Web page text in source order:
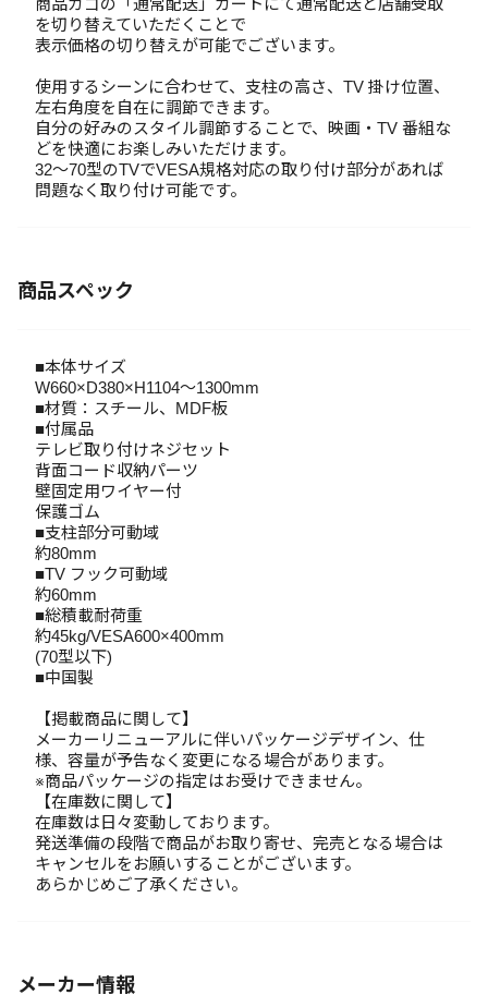
商品カゴの「通常配送」カートにて通常配送と店舗受取
を切り替えていただくことで
表示価格の切り替えが可能でございます。
使用するシーンに合わせて、支柱の高さ、TV 掛け位置、
左右角度を自在に調節できます。
自分の好みのスタイル調節することで、映画・TV 番組な
どを快適にお楽しみいただけます。
32～70型のTVでVESA規格対応の取り付け部分があれば
問題なく取り付け可能です。
商品スペック
■本体サイズ
W660×D380×H1104～1300mm
■材質：スチール、MDF板
■付属品
テレビ取り付けネジセット
背面コード収納パーツ
壁固定用ワイヤー付
保護ゴム
■支柱部分可動域
約80mm
■TV フック可動域
約60mm
■総積載耐荷重
約45kg/VESA600×400mm
(70型以下)
■中国製
【掲載商品に関して】
メーカーリニューアルに伴いパッケージデザイン、仕
様、容量が予告なく変更になる場合があります。
※商品パッケージの指定はお受けできません。
【在庫数に関して】
在庫数は日々変動しております。
発送準備の段階で商品がお取り寄せ、完売となる場合は
キャンセルをお願いすることがございます。
あらかじめご了承ください。
メーカー情報